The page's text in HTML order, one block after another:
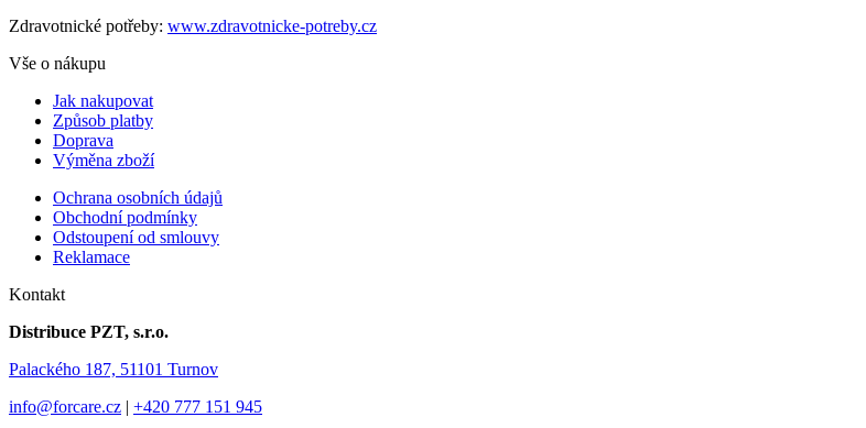
Zdravotnické potřeby: www.zdravotnicke-potreby.cz
Vše o nákupu
Jak nakupovat
Způsob platby
Doprava
Výměna zboží
Ochrana osobních údajů
Obchodní podmínky
Odstoupení od smlouvy
Reklamace
Kontakt
Distribuce PZT, s.r.o.
Palackého 187, 51101 Turnov
info@forcare.cz | +420 777 151 945